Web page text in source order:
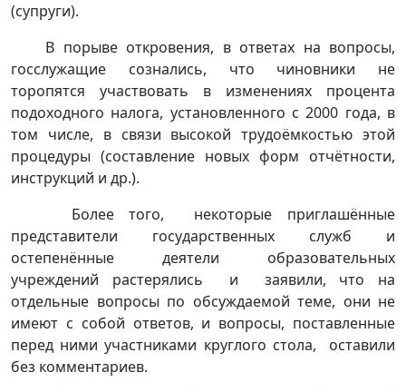
(супруги).
В порыве откровения, в ответах на вопросы,
госслужащие сознались, что чиновники не
торопятся участвовать в изменениях процента
подоходного налога, установленного с 2000 года, в
том числе, в связи высокой трудоёмкостью этой
процедуры (составление новых форм отчётности,
инструкций и др.).
Более того, некоторые приглашённые
представители государственных служб и
остепенённые деятели образовательных
учреждений растерялись и заявили, что на
отдельные вопросы по обсуждаемой теме, они не
имеют с собой ответов, и вопросы, поставленные
перед ними участниками круглого стола, оставили
без комментариев.